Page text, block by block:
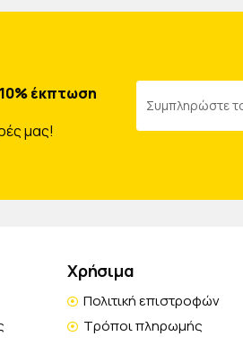
έκπτωση
μας!
Χρήσιμα
Πολιτική επιστροφών
Τρόποι πληρωμής